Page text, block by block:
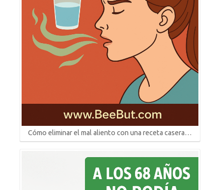
Cómo eliminar el mal aliento con una receta casera…